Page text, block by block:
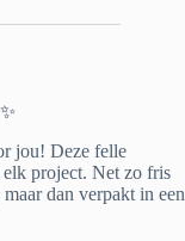
jou! Deze felle
project. Net zo fris
dan verpakt in een